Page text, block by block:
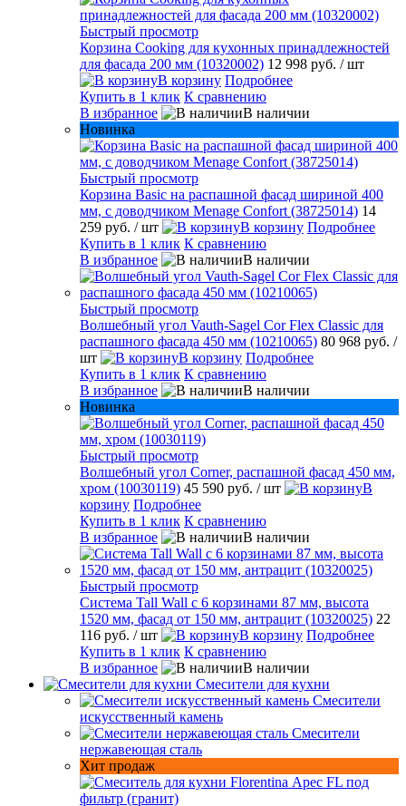
Быстрый просмотр
Корзина Cooking для кухонных принадлежностей
для фасада 200 мм (10320002) 12 998 руб. / шт
В корзину Подробнее
Купить в 1 клик К сравнению
В избранное
В наличии
Новинка
Быстрый просмотр
Корзина Basic на распашной фасад шириной 400
мм, с доводчиком Menage Confort (38725014) 14
259 руб. / шт В корзину Подробнее
Купить в 1 клик К сравнению
В избранное
В наличии
Быстрый просмотр
Волшебный угол Vauth-Sagel Cor Flex Classic для
распашного фасада 450 мм (10210065) 80 968 руб. /
шт
В корзину Подробнее
Купить в 1 клик К сравнению
В избранное
В наличии
Новинка
Быстрый просмотр
Волшебный угол Corner, распашной фасад 450 мм,
хром (10030119) 45 590 руб. / шт
В
корзину Подробнее
Купить в 1 клик К сравнению
В избранное
В наличии
Быстрый просмотр
Система Tall Wall с 6 корзинами 87 мм, высота
1520 мм, фасад от 150 мм, антрацит (10320025) 22
116 руб. / шт В корзину Подробнее
Купить в 1 клик К сравнению
В избранное
В наличии
Смесители для кухни
Смесители
искусственный камень
Смесители
нержавеющая сталь
Хит продаж